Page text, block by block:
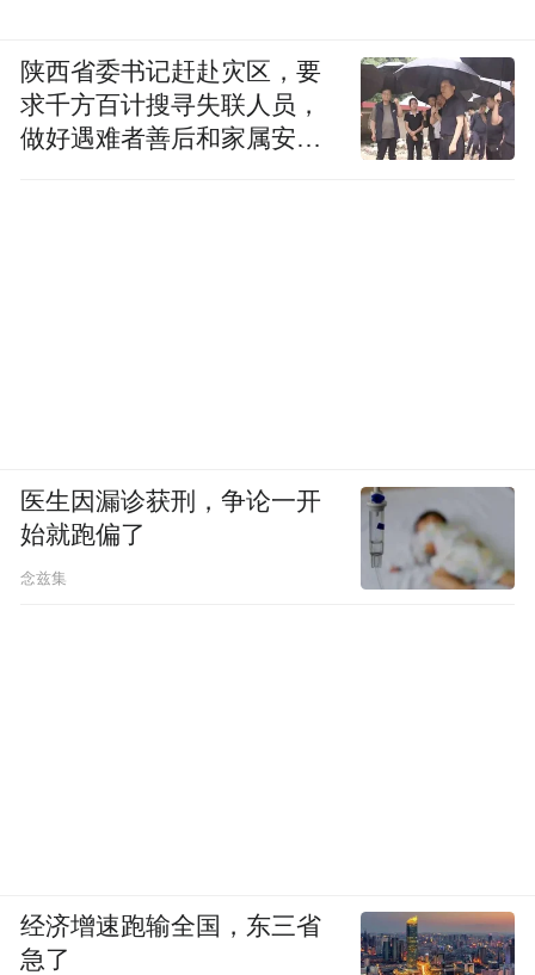
陕西省委书记赶赴灾区，要
求千方百计搜寻失联人员，
做好遇难者善后和家属安抚
医生因漏诊获刑，争论一开
始就跑偏了
念兹集
经济增速跑输全国，东三省
急了